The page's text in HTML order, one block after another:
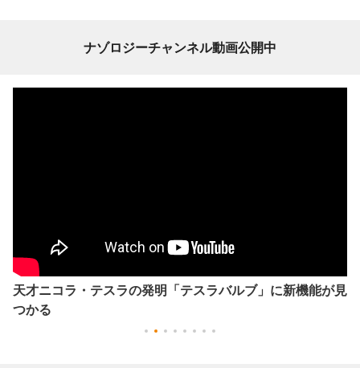
ナゾロジーチャンネル動画公開中
天才ニコラ・テスラの発明「テスラバルブ」に新機能が見
つかる